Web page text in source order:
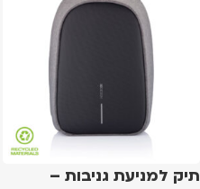
תיק למניעת גניבות –